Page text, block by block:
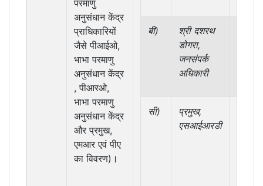
परमाणु
अनुसंधान केंद्र
प्राधिकारियों
जैसे पीआईओ,
भाभा परमाणु
अनुसंधान केंद्र
, पीआरओ,
भाभा परमाणु
अनुसंधान केंद्र
और प्रमुख,
एमआर एवं पीए
का विवरण)।
बी)
श्री दशरथ
डोगरा,
जनसंपर्क
अधिकारी
सी)
प्रमुख,
एसआईआरडी